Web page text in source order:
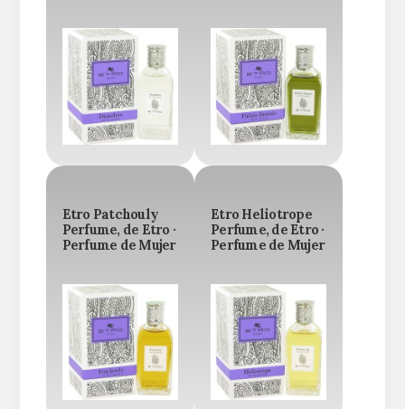
Etro Patchouly
Perfume, de Etro ·
Perfume de Mujer
Etro Heliotrope
Perfume, de Etro ·
Perfume de Mujer